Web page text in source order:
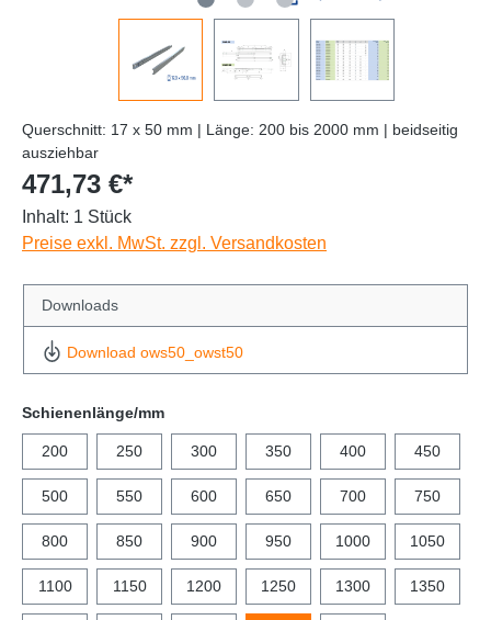
Querschnitt: 17 x 50 mm | Länge: 200 bis 2000 mm | beidseitig
ausziehbar
471,73 €*
Inhalt: 1 Stück
Preise exkl. MwSt. zzgl. Versandkosten
Downloads
Download ows50_owst50
Schienenlänge/mm
200 250 300 350 400 450
500 550 600 650 700 750
800 850 900 950 1000 1050
1100 1150 1200 1250 1300 1350